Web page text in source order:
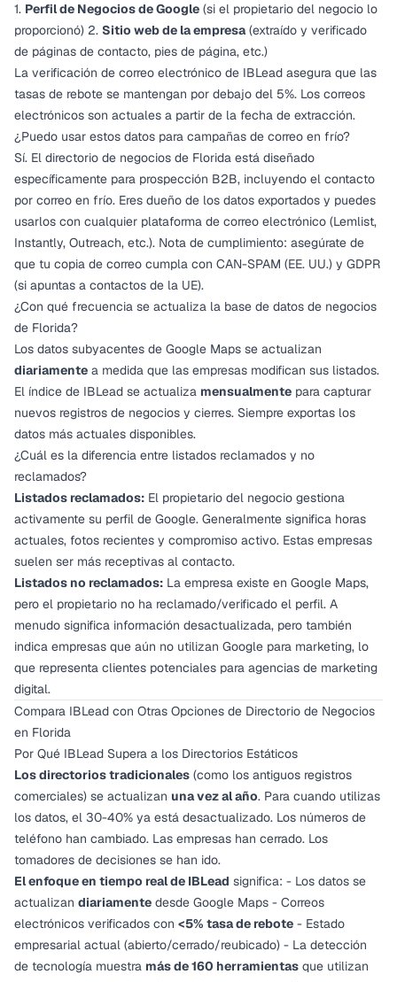
1. Perfil de Negocios de Google (si el propietario del negocio lo
proporcionó) 2. Sitio web de la empresa(extraído y verificado
de páginas de contacto, pies de página, etc.)
La verificación de correo electrónico de IBLead asegura que las
tasas de rebote se mantengan por debajo del 5%. Los correos
electrónicos son actuales a partir de la fecha de extracción.
¿Puedo usar estos datos para campañas de correo en frío?
Sí. El directorio de negocios de Florida está diseñado
específicamente para prospección B2B, incluyendo el contacto
por correo en frío. Eres dueño de los datos exportados y puedes
usarlos con cualquier plataforma de correo electrónico (Lemlist,
Instantly, Outreach, etc.). Nota de cumplimiento: asegúrate de
que tu copia de correo cumpla con CAN-SPAM (EE. UU.) y GDPR
(si apuntas a contactos de la UE).
¿Con qué frecuencia se actualiza la base de datos de negocios
de Florida?
Los datos subyacentes de Google Maps se actualizan
diariamente a medida que las empresas modifican sus listados.
El índice de IBLead se actualiza mensualmente para capturar
nuevos registros de negocios y cierres. Siempre exportas los
datos más actuales disponibles.
¿Cuál es la diferencia entre listados reclamados y no
reclamados?
Listados reclamados: El propietario del negocio gestiona
activamente su perfil de Google. Generalmente significa horas
actuales, fotos recientes y compromiso activo. Estas empresas
suelen ser más receptivas al contacto.
Listados no reclamados: La empresa existe en Google Maps,
pero el propietario no ha reclamado/verificado el perfil. A
menudo significa información desactualizada, pero también
indica empresas que aún no utilizan Google para marketing, lo
que representa clientes potenciales para agencias de marketing
digital.
Compara IBLead con Otras Opciones de Directorio de Negocios
en Florida
Por Qué IBLead Supera a los Directorios Estáticos
Los directorios tradicionales (como los antiguos registros
comerciales) se actualizan una vez al año. Para cuando utilizas
los datos, el 30-40% ya está desactualizado. Los números de
teléfono han cambiado. Las empresas han cerrado. Los
tomadores de decisiones se han ido.
El enfoque en tiempo real de IBLead significa: - Los datos se
actualizan diariamente desde Google Maps - Correos
electrónicos verificados con <5% tasa de rebote - Estado
empresarial actual (abierto/cerrado/reubicado) - La detección
de tecnología muestra más de 160 herramientas que utilizan